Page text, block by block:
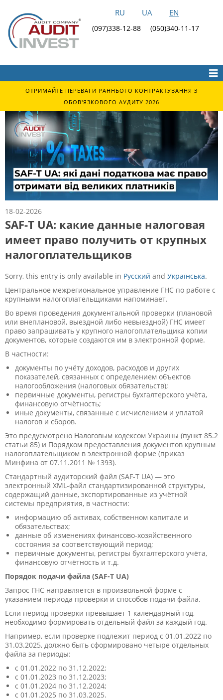
RU UA EN
(097)338-12-88 (050)340-11-17
ОТРИМАЙТЕ ПЕРЕВАГИ РАННЬОГО КОНТРАКТУВАННЯ З
ОБОВ'ЯЗКОВОГО АУДИТУ 2026
18-02-2026
SAF-T UA: какие данные налоговая
имеет право получить от крупных
налогоплательщиков
Sorry, this entry is only available in Русский and Українська.
Центральное межрегиональное управление ГНС по работе с
крупными налогоплательщиками напоминает.
Во время проведения документальной проверки (плановой
или внеплановой, выездной либо невыездной) ГНС имеет
право запрашивать у крупного налогоплательщика копии
документов, которые создаются им в электронной форме.
В частности:
документы по учёту доходов, расходов и других
показателей, связанных с определением объектов
налогообложения (налоговых обязательств);
первичные документы, регистры бухгалтерского учёта,
финансовую отчётность;
иные документы, связанные с исчислением и уплатой
налогов и сборов.
Это предусмотрено Налоговым кодексом Украины (пункт 85.2
статьи 85) и Порядком предоставления документов крупным
налогоплательщиком в электронной форме (приказ
Минфина от 07.11.2011 № 1393).
Стандартный аудиторский файл (SAF-T UA) — это
электронный XML-файл стандартизированной структуры,
содержащий данные, экспортированные из учётной
системы предприятия, в частности:
информацию об активах, собственном капитале и
обязательствах;
данные об изменениях финансово-хозяйственного
состояния за соответствующий период;
первичные документы, регистры бухгалтерского учёта,
финансовую отчётность и т.д.
Порядок подачи файла (SAF-T UA)
Запрос ГНС направляется в произвольной форме с
указанием периода проверки и способов подачи файла.
Если период проверки превышает 1 календарный год,
необходимо формировать отдельный файл за каждый год.
Например, если проверке подлежит период с 01.01.2022 по
31.03.2025, должно быть сформировано четыре отдельных
файла за периоды:
с 01.01.2022 по 31.12.2022;
с 01.01.2023 по 31.12.2023;
с 01.01.2024 по 31.12.2024;
с 01.01.2025 по 31.03.2025.